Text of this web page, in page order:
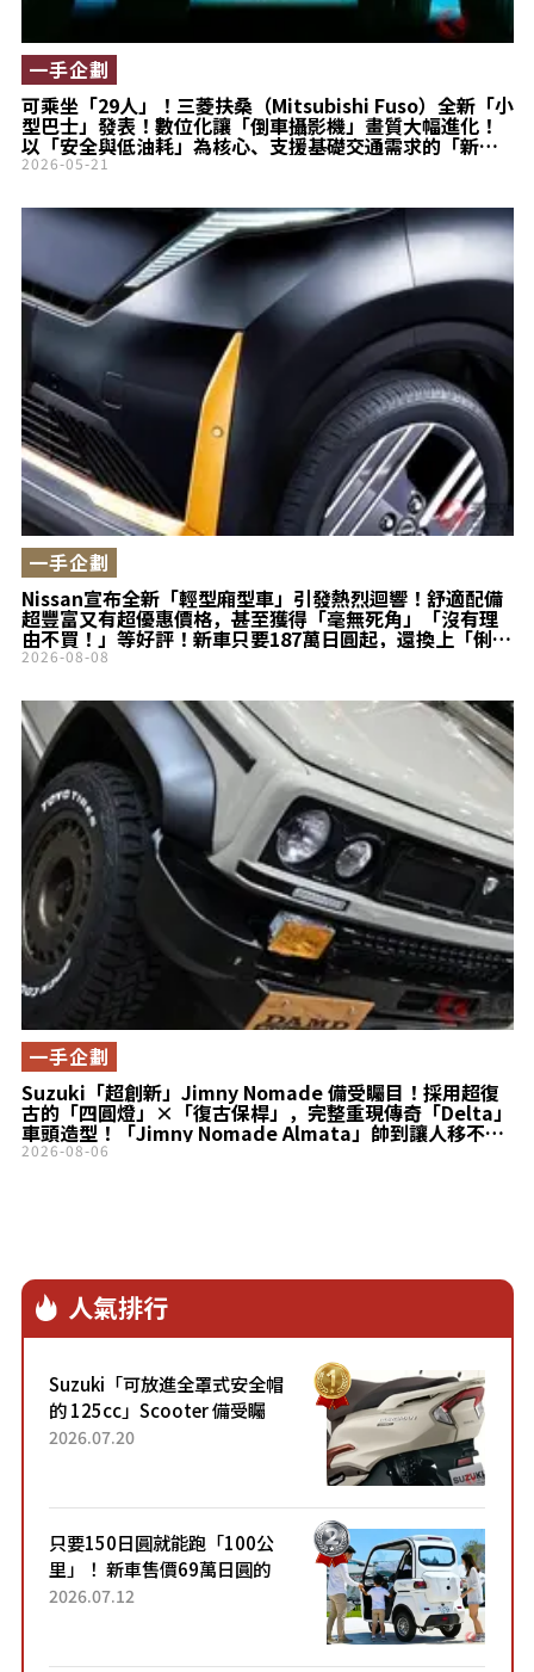
可乘坐「29人」！三菱扶桑（Mitsubishi Fuso）全新「小
型巴士」發表！數位化讓「倒車攝影機」畫質大幅進化！
以「安全與低油耗」為核心、支援基礎交通需求的「新型
Rosa」正式開賣！
一手企劃
2026-05-21
Nissan宣布全新「輕型廂型車」引發熱烈迴響！舒適配備
超豐富又有超優惠價格，甚至獲得「毫無死角」「沒有理
由不買！」等好評！新車只要187萬日圓起，還換上「俐落
車頭」的全新Sakura小改款車型，在實際銷售現場的「真
一手企劃
2026-08-08
Suzuki「超創新」Jimny Nomade 備受矚目！採用超復
古的「四圓燈」×「復古保桿」，完整重現傳奇「Delta」
車頭造型！「Jimny Nomade Almata」帥到讓人移不開
目光！
一手企劃
2026-08-06
人氣排行
Suzuki「可放進全罩式安全帽
的 125cc」Scooter 備受矚
目！採用全新流線設計與各項
2026.07.20
只要150日圓就能跑「100公
里」！ 新車售價69萬日圓的
「3人座」Trike大受歡迎！ 順
2026.07.12